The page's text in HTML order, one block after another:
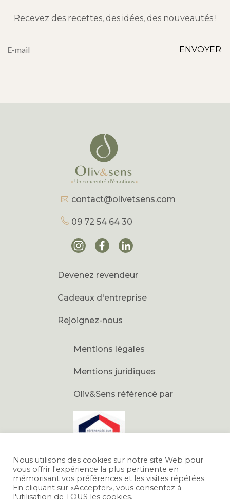
Nous utilisons des cookies sur notre site Web pour
vous offrir l'expérience la plus pertinente en
mémorisant vos préférences et les visites répétées.
En cliquant sur «Accepter», vous consentez à
l'utilisation de TOUS les cookies.
Recevez des recettes, des idées, des nouveautés !
ENVOYER
Alternative:
contact@olivetsens.com
09 72 54 64 30
Devenez revendeur
Cadeaux d'entreprise
Rejoignez-nous
Mentions légales
Mentions juridiques
Oliv&Sens référencé par